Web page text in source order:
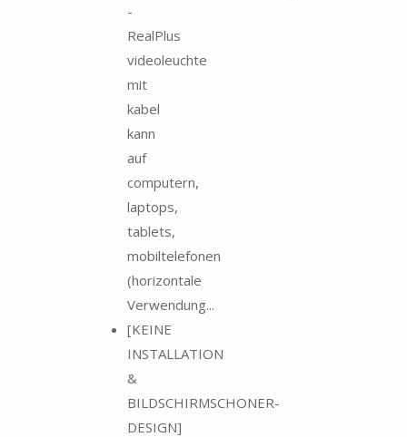
-
RealPlus
videoleuchte
mit
kabel
kann
auf
computern,
laptops,
tablets,
mobiltelefonen
(horizontale
Verwendung...
[KEINE
INSTALLATION
&
BILDSCHIRMSCHONER-
DESIGN]